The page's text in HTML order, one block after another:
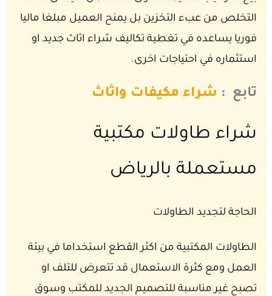
التخلص من عبء التخزين بل يمنح العميل مبلغا ماليا
فوريا يساعده في تغطية تكاليف شراء اثاث جديد او
استثماره في احتياجات اخرى.
تابع : شراء مكيفات واثاث
شراء طاولات مكتبية
مستعملة بالرياض
الحاجة لتجديد الطاولات
الطاولات المكتبية من اكثر القطع استخداما في بيئة
العمل ومع كثرة الاستعمال قد تتعرض للتلف او
تصبح غير مناسبة للتصميم الجديد للمكتب وسوق